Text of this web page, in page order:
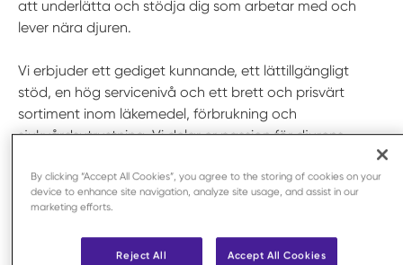
att underlätta och stödja dig som arbetar med och
lever nära djuren.
Vi erbjuder ett gediget kunnande, ett lättillgängligt
stöd, en hög servicenivå och ett brett och prisvärt
sortiment inom läkemedel, förbrukning och
sjukvårdsutrustning. Vi delar er passion för djurens
By clicking “Accept All Cookies”, you agree to the storing of cookies on your
device to enhance site navigation, analyze site usage, and assist in our
marketing efforts.
Reject All Accept All Cookies